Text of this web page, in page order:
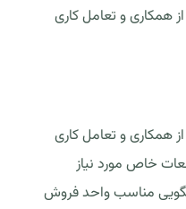
همکاری و تعامل کاری
همکاری و تعامل کاری
خاص مورد نیاز
مناسب واحد فروش